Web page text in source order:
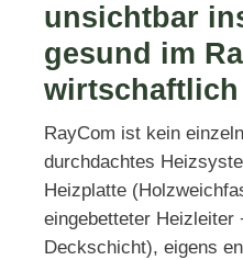
unsichtbar
gesund im
RayCom ist kein
durchdachtes
Heizplatte
eingebetteter Heizleiter
Deckschicht), eigens